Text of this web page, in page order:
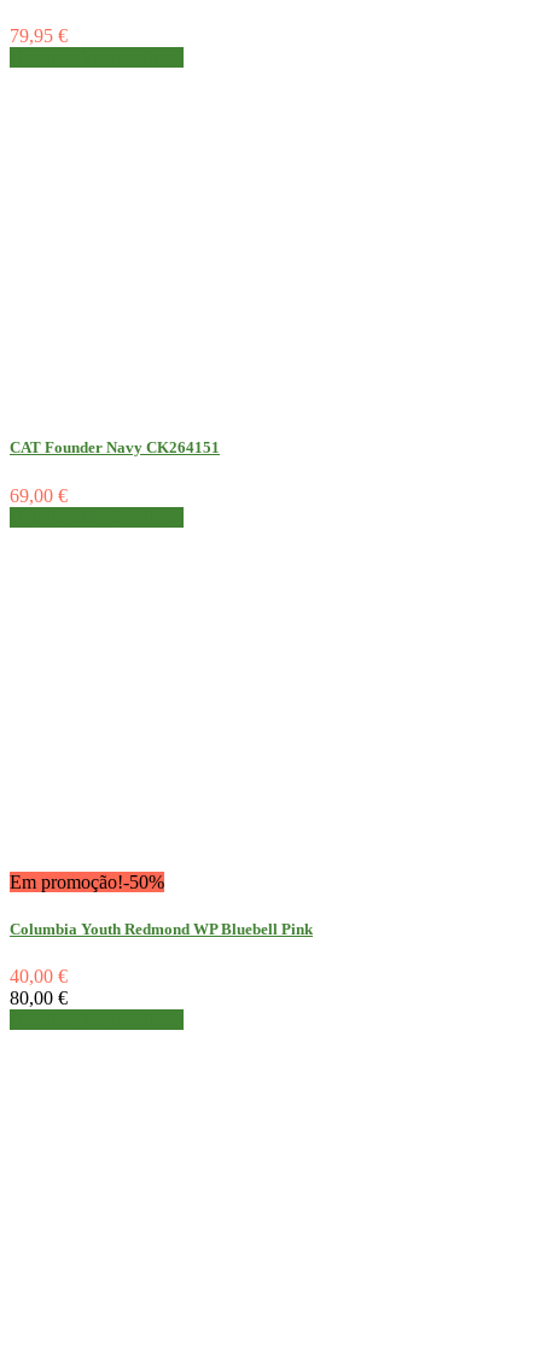
79,95 €
CAT Founder Navy CK264151
69,00 €
Em promoção!-50%
Columbia Youth Redmond WP Bluebell Pink
40,00 €
80,00 €